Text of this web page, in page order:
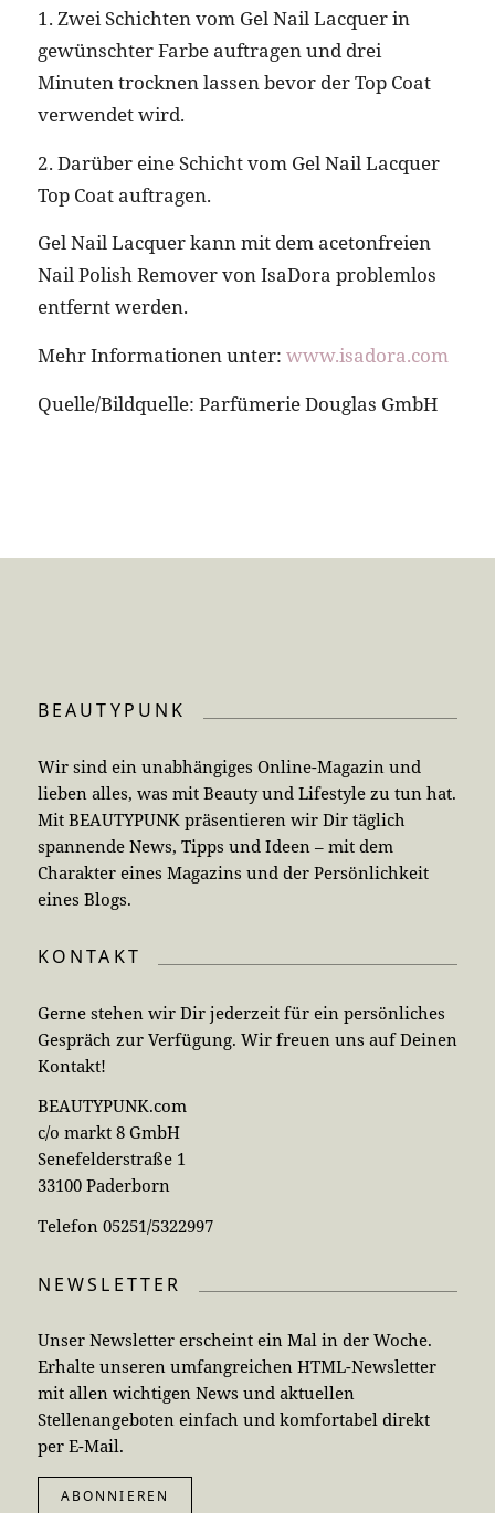
1. Zwei Schichten vom Gel Nail Lacquer in
gewünschter Farbe auftragen und drei
Minuten trocknen lassen bevor der Top Coat
verwendet wird.
2. Darüber eine Schicht vom Gel Nail Lacquer
Top Coat auftragen.
Gel Nail Lacquer kann mit dem acetonfreien
Nail Polish Remover von IsaDora problemlos
entfernt werden.
Mehr Informationen unter: www.isadora.com
Quelle/Bildquelle: Parfümerie Douglas GmbH
BEAUTYPUNK
Wir sind ein unabhängiges Online-Magazin und
lieben alles, was mit Beauty und Lifestyle zu tun hat.
Mit BEAUTYPUNK präsentieren wir Dir täglich
spannende News, Tipps und Ideen – mit dem
Charakter eines Magazins und der Persönlichkeit
eines Blogs.
KONTAKT
Gerne stehen wir Dir jederzeit für ein persönliches
Gespräch zur Verfügung. Wir freuen uns auf Deinen
Kontakt!
BEAUTYPUNK.com
c/o markt 8 GmbH
Senefelderstraße 1
33100 Paderborn
Telefon 05251/5322997
NEWSLETTER
Unser Newsletter erscheint ein Mal in der Woche.
Erhalte unseren umfangreichen HTML-Newsletter
mit allen wichtigen News und aktuellen
Stellenangeboten einfach und komfortabel direkt
per E-Mail.
ABONNIEREN